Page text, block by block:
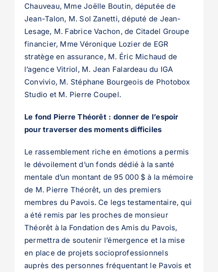
Chauveau, Mme Joëlle Boutin, députée de
Jean-Talon, M. Sol Zanetti, député de Jean-
Lesage, M. Fabrice Vachon, de Citadel Groupe
financier, Mme Véronique Lozier de EGR
stratège en assurance, M. Éric Michaud de
l’agence Vitriol, M. Jean Falardeau du IGA
Convivio, M. Stéphane Bourgeois de Photobox
Studio et M. Pierre Coupel.
Le fond Pierre Théorêt : donner de l’espoir
pour traverser des moments difficiles
Le rassemblement riche en émotions a permis
le dévoilement d’un fonds dédié à la santé
mentale d’un montant de 95 000 $ à la mémoire
de M. Pierre Théorêt, un des premiers
membres du Pavois. Ce legs testamentaire, qui
a été remis par les proches de monsieur
Théorêt à la Fondation des Amis du Pavois,
permettra de soutenir l’émergence et la mise
en place de projets socioprofessionnels
auprès des personnes fréquentant le Pavois et